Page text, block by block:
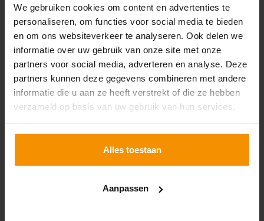
We gebruiken cookies om content en advertenties te
personaliseren, om functies voor social media te bieden
en om ons websiteverkeer te analyseren. Ook delen we
informatie over uw gebruik van onze site met onze
partners voor social media, adverteren en analyse. Deze
partners kunnen deze gegevens combineren met andere
informatie die u aan ze heeft verstrekt of die ze hebben
verzameld op basis van uw gebruik van hun services.
Alles toestaan
Aanpassen